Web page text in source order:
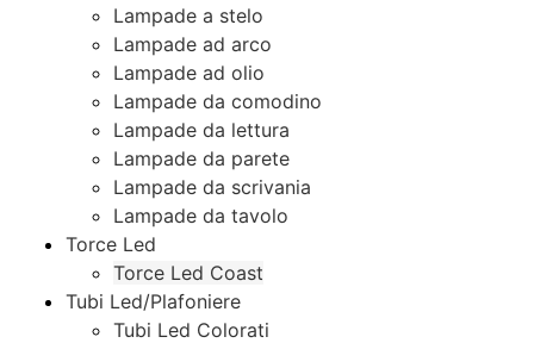
Lampade a stelo
Lampade ad arco
Lampade ad olio
Lampade da comodino
Lampade da lettura
Lampade da parete
Lampade da scrivania
Lampade da tavolo
Torce Led
Torce Led Coast
Tubi Led/Plafoniere
Tubi Led Colorati